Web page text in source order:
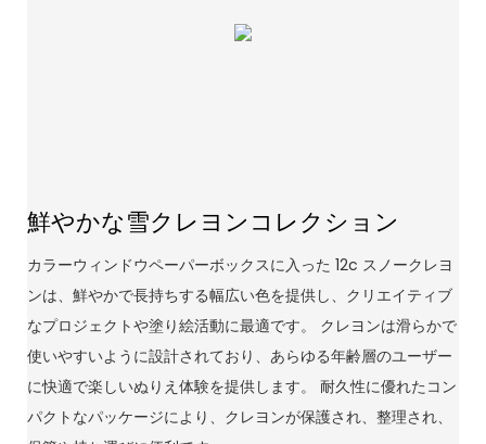
鮮やかな雪クレヨンコレクション
カラーウィンドウペーパーボックスに入った 12c スノークレヨ
ンは、鮮やかで長持ちする幅広い色を提供し、クリエイティブ
なプロジェクトや塗り絵活動に最適です。 クレヨンは滑らかで
使いやすいように設計されており、あらゆる年齢層のユーザー
に快適で楽しいぬりえ体験を提供します。 耐久性に優れたコン
パクトなパッケージにより、クレヨンが保護され、整理され、